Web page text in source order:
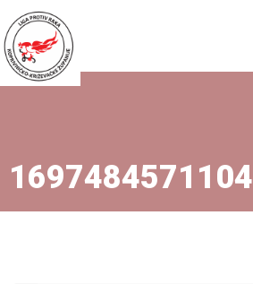
1697484571104